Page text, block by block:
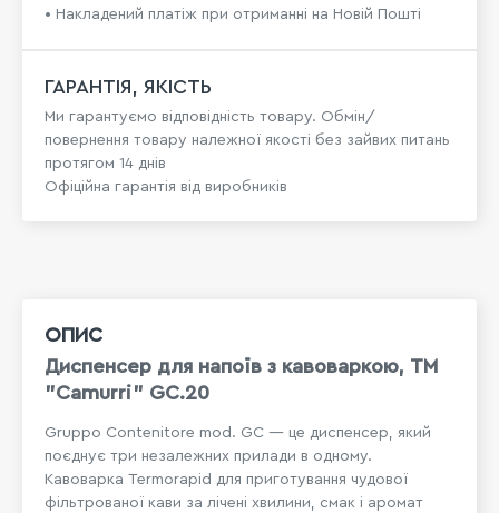
• Накладений платіж при отриманні на Новій Пошті
ГАРАНТІЯ, ЯКІСТЬ
Ми гарантуємо відповідність товару. Обмін/
повернення товару належної якості без зайвих питань
протягом 14 днів
Офіційна гарантія від виробників
ОПИС
Диспенсер для напоїв з кавоваркою, TM
"Camurri" GC.20
Gruppo Contenitore mod. GC — це диспенсер, який
поєднує три незалежних прилади в одному.
Кавоварка Termorapid для приготування чудової
фільтрованої кави за лічені хвилини, смак і аромат